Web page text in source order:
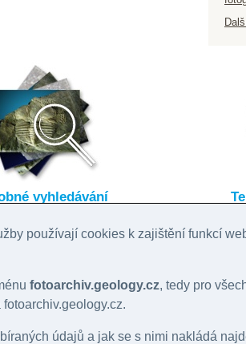
vyhledávání
používají cookies k zajištění funkcí
fotoarchiv.geology.cz, tedy pro
údajů a jak se s nimi nakládá